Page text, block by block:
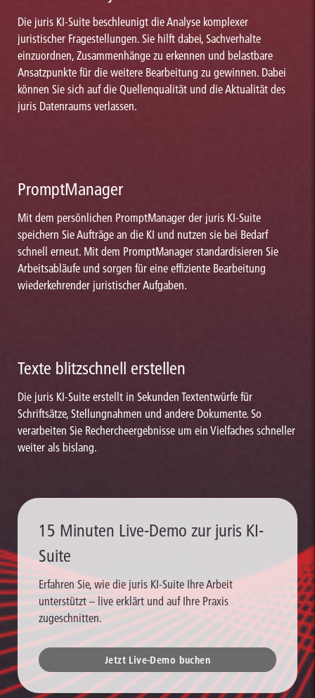
Die juris KI-Suite beschleunigt die Analyse komplexer
juristischer Fragestellungen. Sie hilft dabei, Sachverhalte
einzuordnen, Zusammenhänge zu erkennen und belastbare
Ansatzpunkte für die weitere Bearbeitung zu gewinnen. Dabei
können Sie sich auf die Quellenqualität und die Aktualität des
juris Datenraums verlassen.
PromptManager
Mit dem persönlichen PromptManager der juris KI-Suite
speichern Sie Aufträge an die KI und nutzen sie bei Bedarf
schnell erneut. Mit dem PromptManager standardisieren Sie
Arbeitsabläufe und sorgen für eine effiziente Bearbeitung
wiederkehrender juristischer Aufgaben.
Texte blitzschnell erstellen
Die juris KI-Suite erstellt in Sekunden Textentwürfe für
Schriftsätze, Stellungnahmen und andere Dokumente. So
verarbeiten Sie Rechercheergebnisse um ein Vielfaches schneller
weiter als bislang.
15 Minuten Live-Demo zur juris KI-
Suite
Erfahren Sie, wie die juris KI-Suite Ihre Arbeit
unterstützt – live erklärt und auf Ihre Praxis
zugeschnitten.
Jetzt Live-Demo buchen